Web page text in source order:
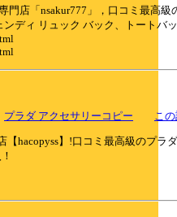
門店「nsakur777」，口コミ最高
ディ リュック バック、トートバ
プラダ アクセサリーコピー こ
【hacopyss】!口コミ最高級のプ